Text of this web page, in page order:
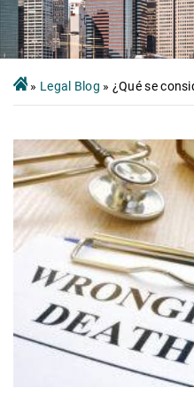
» Legal Blog » ¿Qué se